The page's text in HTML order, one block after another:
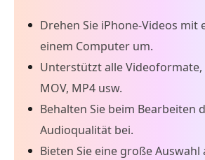
Drehen Sie iPhone-Videos mit
einem Computer um.
Unterstützt alle Videoformate,
MOV, MP4 usw.
Behalten Sie beim Bearbeiten
Audioqualität bei.
Bieten Sie eine große Auswahl